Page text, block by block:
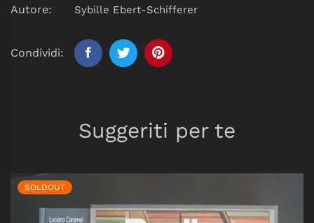
Autore: Sybille Ebert-Schifferer
Condividi:
Suggeriti per te
SOLDOUT